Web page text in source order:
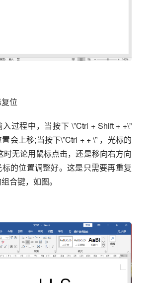
位
过程中，当按下 \”Ctrl + Shift + +\”
会上移;当按下\”Ctrl + + \” ，光标的
时无论用鼠标点击，还是移向右方向
的位置调整好。这是只需要再重复
合键，如图。